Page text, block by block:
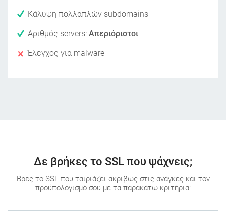
Κάλυψη πολλαπλών subdomains
Αριθμός servers: Απεριόριστοι
Έλεγχος για malware
Δε βρήκες το SSL που ψάχνεις;
Βρες το SSL που ταιριάζει ακριβώς στις ανάγκες και τον
προϋπολογισμό σου με τα παρακάτω κριτήρια: